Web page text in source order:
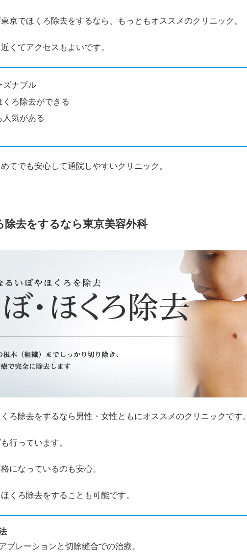
京でほくろ除去をするなら、もっともオススメのクリニック。
くてアクセスもよいです。
ズナブル
くろ除去ができる
人気がある
てでも安心して通院しやすいクリニック。
除去をするなら東京美容外科
ろ除去をするなら男性・女性ともにオススメのクリニックです。
行っています。
になっているのも安心。
くろ除去をすることも可能です。
ブレーションと切除縫合での治療。